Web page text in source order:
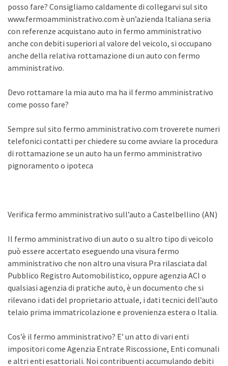
posso fare? Consigliamo caldamente di collegarvi sul sito
www.fermoamministrativo.com è un’azienda Italiana seria
con referenze acquistano auto in fermo amministrativo
anche con debiti superiori al valore del veicolo, si occupano
anche della relativa rottamazione di un auto con fermo
amministrativo.
Devo rottamare la mia auto ma ha il fermo amministrativo
come posso fare?
Sempre sul sito fermo amministrativo.com troverete numeri
telefonici contatti per chiedere su come avviare la procedura
di rottamazione se un auto ha un fermo amministrativo
pignoramento o ipoteca
Verifica fermo amministrativo sull’auto a Castelbellino (AN)
Il fermo amministrativo di un auto o su altro tipo di veicolo
può essere accertato eseguendo una visura fermo
amministrativo che non altro una visura Pra rilasciata dal
Pubblico Registro Automobilistico, oppure agenzia ACI o
qualsiasi agenzia di pratiche auto, è un documento che si
rilevano i dati del proprietario attuale, i dati tecnici dell’auto
telaio prima immatricolazione e provenienza estera o Italia.
Cos’è il fermo amministrativo? E’ un atto di vari enti
impositori come Agenzia Entrate Riscossione, Enti comunali
e altri enti esattoriali. Noi contribuenti accumulando debiti